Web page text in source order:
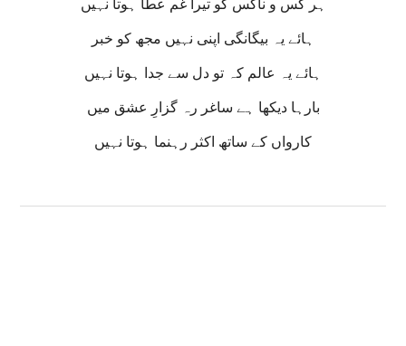
ہائے یہ بیگانگی اپنی نہیں مجھ کو خبر
ہائے یہ عالم کہ تو دل سے جدا ہوتا نہیں
بارہا دیکھا ہے ساغر رہ گزارِ عشق میں
کارواں کے ساتھ اکثر رہنما ہوتا نہیں